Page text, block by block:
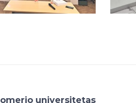
universitetas